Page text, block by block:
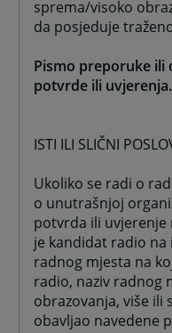
sprema/visoko
da posjeduje
Pismo preporuke ili
potvrde ili uvjerenja.
ISTI ILI SLIČNI
Ukoliko se radi o
o unutrašnjoj
potvrda ili uvjerenje
je kandidat radio
radnog mjesta na
radio, naziv radnog
obrazovanja, više ili
obavljao navedene